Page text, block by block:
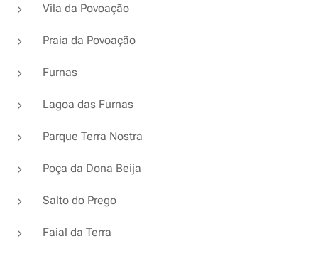
Vila da Povoação
Praia da Povoação
Furnas
Lagoa das Furnas
Parque Terra Nostra
Poça da Dona Beija
Salto do Prego
Faial da Terra